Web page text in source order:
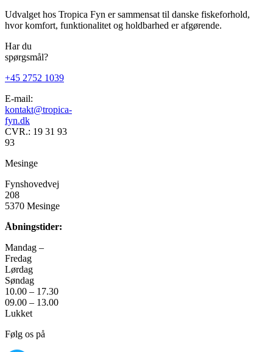
Udvalget hos Tropica Fyn er sammensat til danske fiskeforhold,
hvor komfort, funktionalitet og holdbarhed er afgørende.
Har du
spørgsmål?
+45 2752 1039
E-mail:
kontakt@tropica-
fyn.dk
CVR.: 19 31 93
93
Mesinge
Fynshovedvej
208
5370 Mesinge
Åbningstider:
Mandag –
Fredag
Lørdag
Søndag
10.00 – 17.30
09.00 – 13.00
Lukket
Følg os på